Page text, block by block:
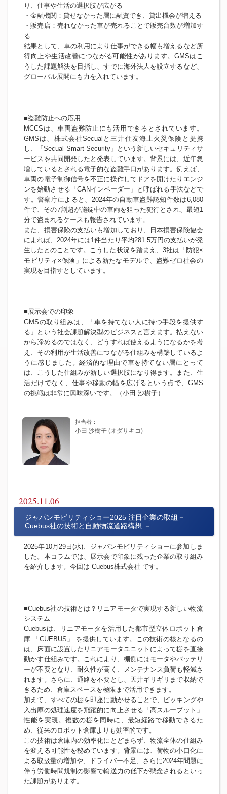
り、仕事や生活の選択肢が広がる
・金融機関：貸せなかった層に融資でき、貸出機会が増える
・販売店：売れなかった車が売れることで販売台数が増加す
る
結果として、車の利用により仕事ができる幅も増えるなど所
得向上や生活改善につながる可能性があります。GMSはこ
うした課題解決を目指し、すでに海外法人を設立するなど、
グローバル展開にも力を入れています。
■盗難防止への応用
MCCSは、車両盗難防止にも活用できるとされています。
GMSは、株式会社Secualと三井住友海上火災保険と提携
し、「Secual Smart Security」という新しいセキュリティサ
ービスを共同開発したと発表しています。背景には、近年急
増しているとされる電子的な盗難手口があります。例えば、
車両の電子制御信号を不正に操作してドアを開けたりエンジ
ンを始動させる「CANインベーダー」と呼ばれる手法などで
す。警察庁によると、2024年の自動車盗難認知件数は6,080
件で、その7割超が施錠中の車両を狙った犯行とされ、最短1
分で盗まれるケースも報告されています。
また、損害保険の支払いも増加しており、日本損害保険協会
によれば、2024年には1件当たり平均281.5万円の支払いが発
生したとのことです。こうした状況を踏まえ、3社は「防犯×
モビリティ×保険」による新たなモデルで、盗難ゼロ社会の
実現を目指すとしています。
■展示会での印象
GMSの取り組みは、「車を持てない人に持つ手段を提供す
る」という社会課題解決型のビジネスと言えます。払えない
から諦めるのではなく、どうすれば使えるようになるかを考
え、その利用が生活改善につながる仕組みを構築しているよ
うに感じました。経済的な理由で車を持てない層にとって
は、こうした仕組みが新しい選択肢になり得ます。また、生
活だけでなく、仕事や移動の幅を広げるという点で、GMS
の挑戦は非常に興味深いです。（小田 沙樹子）
小田 沙樹子 (オダサキコ)
2025.11.06
ジャパンモビリティショー2025 注目企業の取組－
Cuebus社の技術と自動物流道路構想 －
2025年10月29日(水)、ジャパンモビリティショーに参加しま
した。本コラムでは、展示会で印象に残った企業の取り組み
を紹介します。今回は Cuebus株式会社 です。
■Cuebus社の技術とは？リニアモータで実現する新しい物流
システム
Cuebusは、リニアモータを活用した都市型立体ロボット倉
庫 「CUEBUS」 を提供しています。この技術の核となるの
は、床面に設置したリニアモータユニットによって棚を直接
動かす仕組みです。これにより、棚側にはモータやバッテリ
ーが不要となり、耐久性が高く、メンテナンス負荷も軽減さ
れます。さらに、通路を不要とし、天井ギリギリまで収納で
きるため、倉庫スペースを極限まで活用できます。
加えて、すべての棚を即座に動かせることで、ピッキングや
入出庫の処理速度を飛躍的に向上させる「高スループット」
性能を実現。複数の棚を同時に、最短経路で移動できるた
め、従来のロボット倉庫よりも効率的です。
この技術は倉庫内の効率化にとどまらず、物流全体の仕組み
を変える可能性を秘めています。背景には、荷物の小口化に
よる取扱量の増加や、ドライバー不足、さらに2024年問題に
伴う労働時間規制の影響で輸送力の低下が懸念されるといっ
た課題があります。